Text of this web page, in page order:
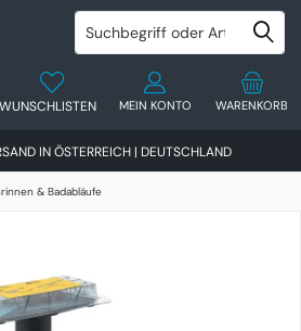
IN ÖSTERREICH | DEUTSCHLAND
WARENKORB
WUNSCHLISTEN MEIN KONTO
& Badabläufe